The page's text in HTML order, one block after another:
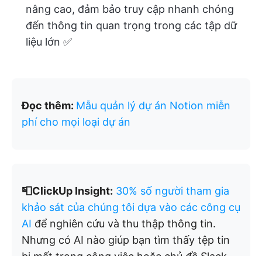
nâng cao, đảm bảo truy cập nhanh chóng
đến thông tin quan trọng trong các tập dữ
liệu lớn ✅
Đọc thêm: Mẫu quản lý dự án Notion miễn
phí cho mọi loại dự án
📮ClickUp Insight: 30% số người tham gia
khảo sát của chúng tôi dựa vào các công cụ
AI để nghiên cứu và thu thập thông tin.
Nhưng có AI nào giúp bạn tìm thấy tệp tin